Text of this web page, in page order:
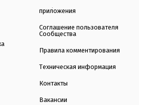
приложения
Соглашение пользователя
Сообщества
Правила комментирования
Техническая информация
Контакты
Вакансии